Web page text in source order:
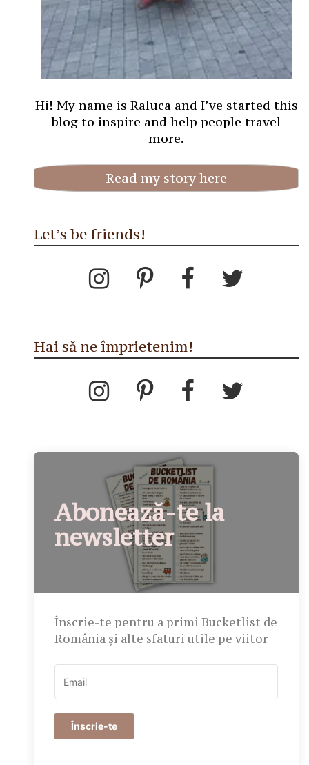
Hi! My name is Raluca and I’ve started this
blog to inspire and help people travel
more.
Read my story here
Let’s be friends!
Hai să ne împrietenim!
Abonează-te la
newsletter
Înscrie-te pentru a primi Bucketlist de
România și alte sfaturi utile pe viitor
Înscrie-te